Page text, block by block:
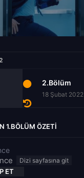
2.Bölüm
18 Şubat 2022
1.BÖLÜM ÖZETI
ET